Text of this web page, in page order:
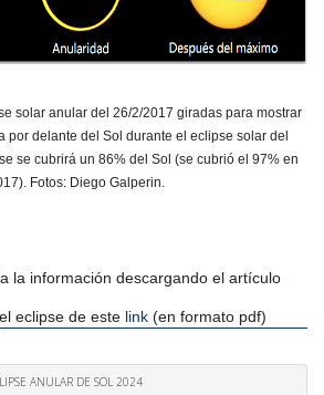
solar anular del 26/2/2017 giradas para mostrar
por delante del Sol durante el eclipse solar del
se cubrirá un 86% del Sol (se cubrió el 97% en
Fotos: Diego Galperin.
la información descargando el artículo
eclipse de este link (en formato pdf)
ANULAR DE SOL 2024